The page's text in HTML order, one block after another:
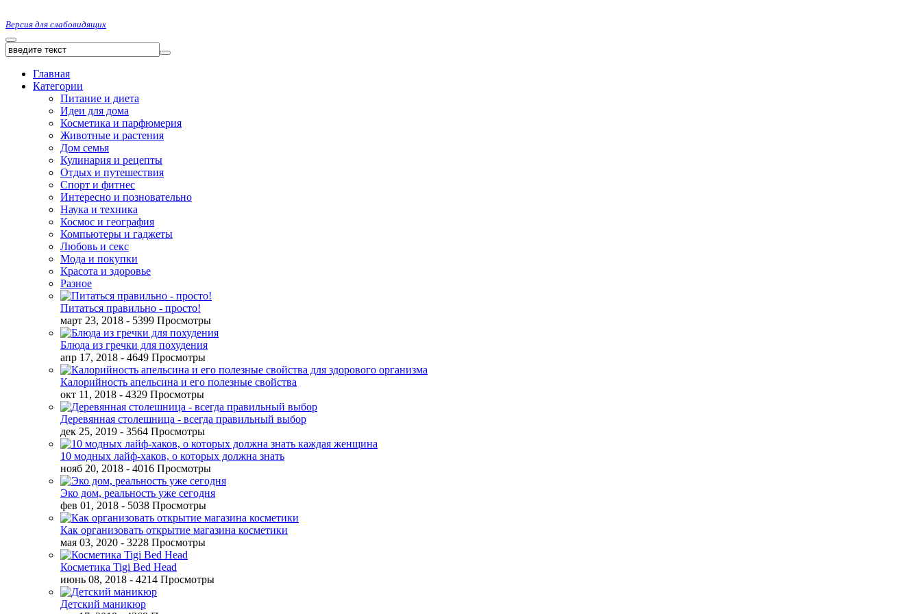
Версия для слабовидящих
Главная
Категории
Питание и диета
Идеи для дома
Косметика и парфюмерия
Животные и растения
Дом семья
Кулинария и рецепты
Отдых и путешествия
Спорт и фитнес
Интересно и позновательно
Наука и техника
Космос и география
Компьютеры и гаджеты
Любовь и секс
Мода и покупки
Красота и здоровье
Разное
Питаться правильно - просто!
март 23, 2018 - 5399 Просмотры
Блюда из гречки для похудения
апр 17, 2018 - 4649 Просмотры
Калорийность апельсина и его полезные свойства
окт 11, 2018 - 4329 Просмотры
Деревянная столешница - всегда правильный выбор
дек 25, 2019 - 3564 Просмотры
10 модных лайф-хаков, о которых должна знать
нояб 20, 2018 - 4016 Просмотры
Эко дом, реальность уже сегодня
фев 01, 2018 - 5038 Просмотры
Как организовать открытие магазина косметики
мая 03, 2020 - 3228 Просмотры
Косметика Tigi Bed Head
июнь 08, 2018 - 4214 Просмотры
Детский маникюр